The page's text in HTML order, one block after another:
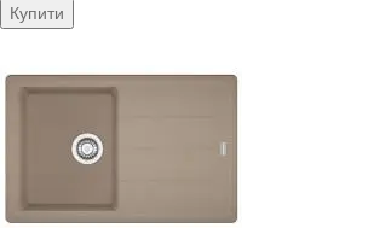
Купити